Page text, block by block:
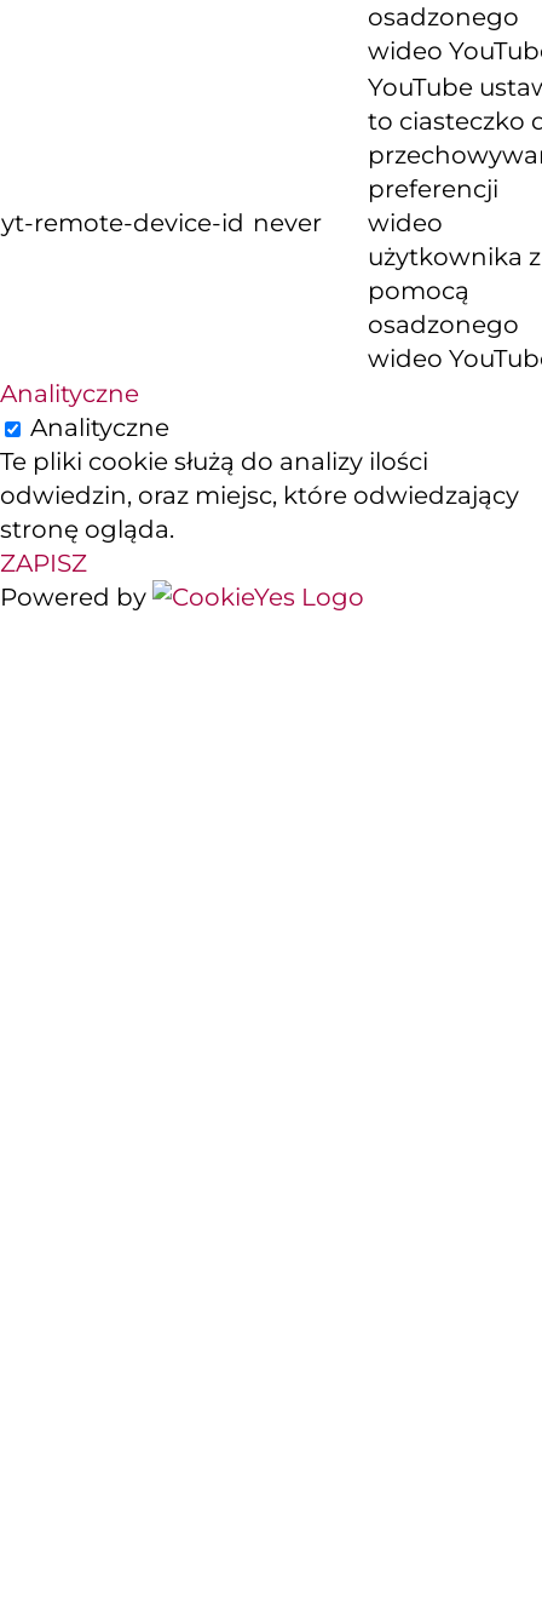
osadzonego
wideo
yt-remote-device-id never
YouTube
to ciasteczko
preferencji
wideo
użytkownika
pomocą
osadzonego
wideo
Analityczne
Analityczne
Te pliki cookie służą do analizy ilości
odwiedzin, oraz miejsc, które odwiedzający
stronę ogląda.
ZAPISZ
Powered by